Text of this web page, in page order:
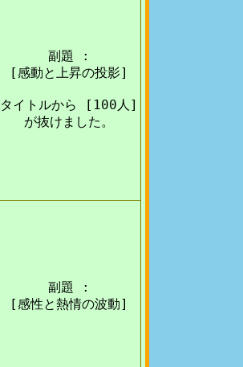
副題 :
[感動と上昇の投影]
タイトルから [100人]
が抜けました。
副題 :
[感性と熱情の波動]